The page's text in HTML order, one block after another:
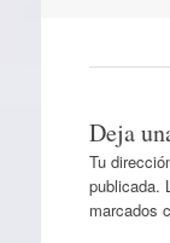
Deja
Tu
publicada.
marcados